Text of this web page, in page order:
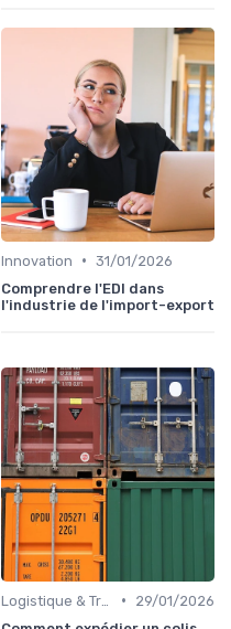
Innovation • 31/01/2026
Comprendre l'EDI dans
l'industrie de l'import-export
•
29/01/2026